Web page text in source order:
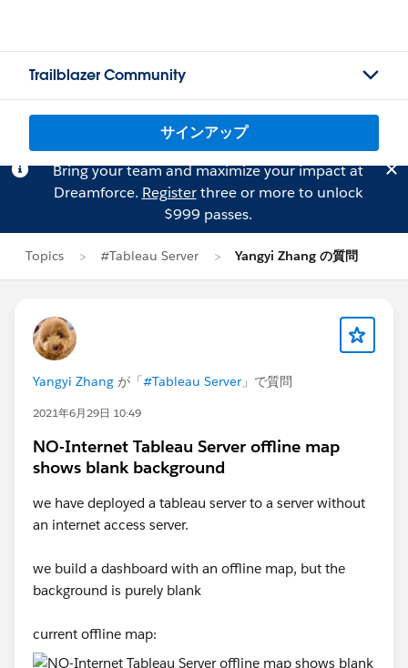
Trailblazer Community
サインアップ
Bring your team and maximize your impact at
Dreamforce. Registerthree or more to unlock
$999 passes.
Topics #Tableau Server Yangyi Zhang の質問
Yangyi Zhang が「#Tableau Server 」で質問
2021年6月29日 10:49
NO-Internet Tableau Server offline map
shows blank background
we have deployed a tableau server to a server without
an internet access server.
we build a dashboard with an offline map, but the
background is purely blank
current offline map: